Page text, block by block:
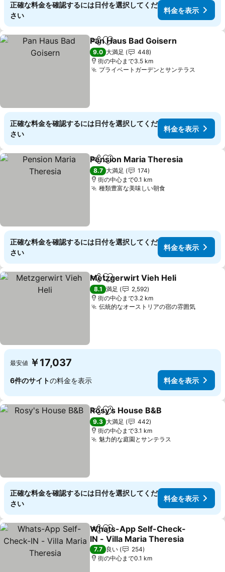
正確な料金を確認するには日付を選択してくだ
さい
料金を表示
シェアお気に入りに追加
Pan Haus Bad Goisern
9.0 大満足
448
街の中心まで3.5 km
プライベートガーデンとサンテラス
正確な料金を確認するには日付を選択してくだ
さい
料金を表示
シェアお気に入りに追加
Pension Maria Theresia
8.7 大満足
174
街の中心まで0.1 km
種類豊富な美味しい朝食
正確な料金を確認するには日付を選択してくだ
さい
料金を表示
シェアお気に入りに追加
Metzgerwirt Vieh Heli
8.1 満足
2,592
街の中心まで3.2 km
伝統的なオーストリアの宿の雰囲気
最安値 ￥17,037
6件のサイトの料金を表示 料金を表示
シェアお気に入りに追加
Rosy's House B&B
9.3 大満足
442
街の中心まで3.1 km
魅力的な庭園とサンテラス
正確な料金を確認するには日付を選択してくだ
さい
料金を表示
シェアお気に入りに追加
Whats-App Self-Check-
IN - Villa Maria Theresia
7.7 良い
254
街の中心まで0.1 km